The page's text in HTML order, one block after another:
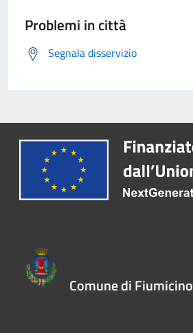
Problemi in città
Segnala disservizio
Comune di Fiumicino